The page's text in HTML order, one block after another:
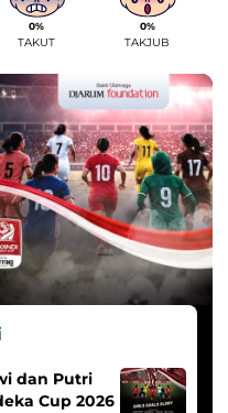
0%
TAKUT
0%
TAKJUB
dan Putri
Cup 2026